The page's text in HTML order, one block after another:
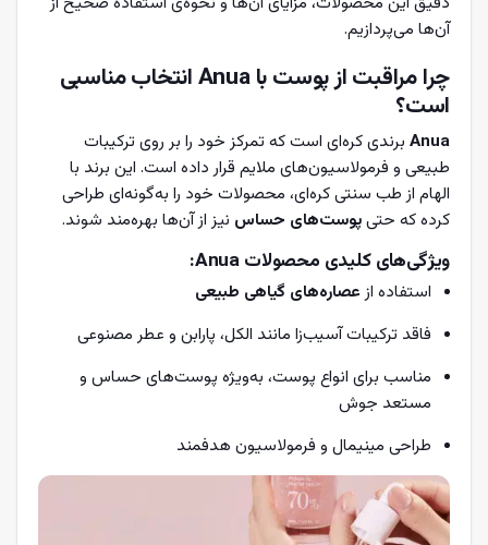
آن‌ها می‌پردازیم.
چرا مراقبت از پوست با Anua انتخاب مناسبی
است؟
Anuaبرندی کره‌ای است که تمرکز خود را بر روی ترکیبات
طبیعی و فرمولاسیون‌های ملایم قرار داده است. این برند با
الهام از طب سنتی کره‌ای، محصولات خود را به‌گونه‌ای طراحی
کرده که حتیپوست‌های حساس نیز از آن‌ها بهره‌مند شوند.
ویژگی‌های کلیدی محصولات Anua:
استفاده ازعصاره‌های گیاهی طبیعی
فاقد ترکیبات آسیب‌زا مانند الکل، پارابن و عطر مصنوعی
مناسب برای انواع پوست، به‌ویژه پوست‌های حساس و
مستعد جوش
طراحی مینیمال و فرمولاسیون هدفمند